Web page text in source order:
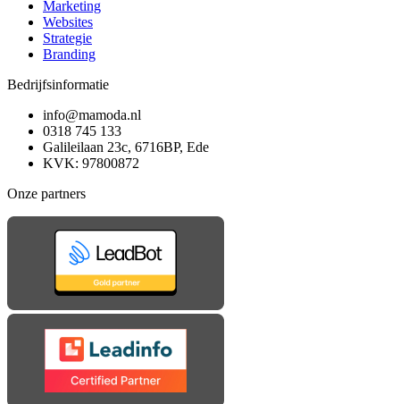
Marketing
Websites
Strategie
Branding
Bedrijfsinformatie
info@mamoda.nl
0318 745 133
Galileilaan 23c, 6716BP, Ede
KVK: 97800872
Onze partners